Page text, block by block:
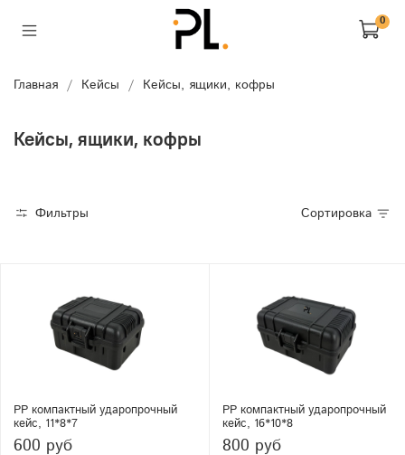
0
Главная Кейсы Кейсы, ящики, кофры
Кейсы, ящики, кофры
Фильтры Сортировка
PP компактный ударопрочный
кейс, 11*8*7
600 руб
PP компактный ударопрочный
кейс, 16*10*8
800 руб